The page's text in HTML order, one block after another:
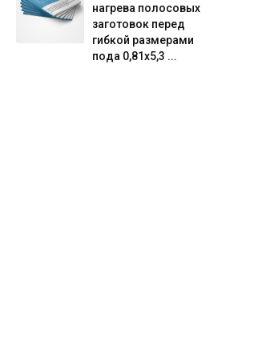
нагрева полосовых
заготовок перед
гибкой размерами
пода 0,81х5,3 ...